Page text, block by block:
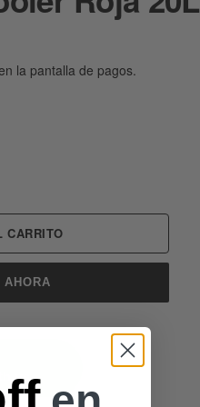
la pantalla de pagos.
CARRITO
AHORA
us